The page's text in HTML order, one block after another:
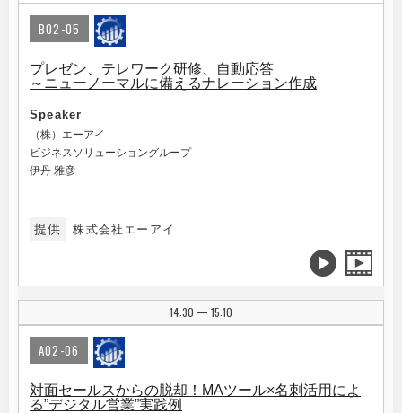
B02-05
プレゼン、テレワーク研修、自動応答
～ニューノーマルに備えるナレーション作成
Speaker
（株）エーアイ
ビジネスソリューショングループ
伊丹 雅彦
提供 株式会社エーアイ
14:30 | 15:10
A02-06
対面セールスからの脱却！MAツール×名刺活用によ
る”デジタル営業”実践例